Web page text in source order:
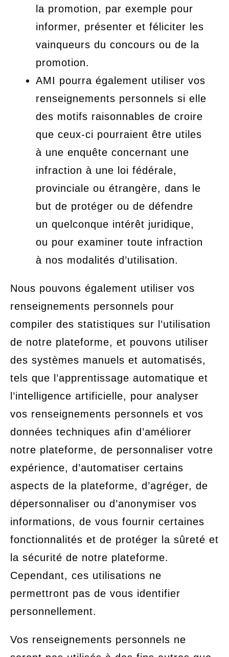
la promotion, par exemple pour
informer, présenter et féliciter les
vainqueurs du concours ou de la
promotion.
AMI pourra également utiliser vos
renseignements personnels si elle
des motifs raisonnables de croire
que ceux-ci pourraient être utiles
à une enquête concernant une
infraction à une loi fédérale,
provinciale ou étrangère, dans le
but de protéger ou de défendre
un quelconque intérêt juridique,
ou pour examiner toute infraction
à nos modalités d’utilisation.
Nous pouvons également utiliser vos
renseignements personnels pour
compiler des statistiques sur l’utilisation
de notre plateforme, et pouvons utiliser
des systèmes manuels et automatisés,
tels que l’apprentissage automatique et
l’intelligence artificielle, pour analyser
vos renseignements personnels et vos
données techniques afin d’améliorer
notre plateforme, de personnaliser votre
expérience, d’automatiser certains
aspects de la plateforme, d’agréger, de
dépersonnaliser ou d’anonymiser vos
informations, de vous fournir certaines
fonctionnalités et de protéger la sûreté et
la sécurité de notre plateforme.
Cependant, ces utilisations ne
permettront pas de vous identifier
personnellement.
Vos renseignements personnels ne